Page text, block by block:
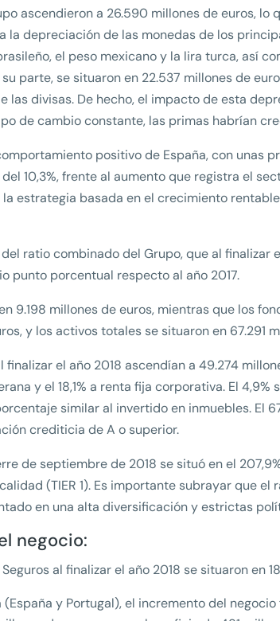
ascendieron a 26.590 millones de euros, lo
depreciación de las monedas de los
el peso mexicano y la lira turca, así
parte, se situaron en 22.537 millones de
las divisas. De hecho, el impacto de esta
de cambio constante, las primas habrían
positivo de España, con unas
10,3%, frente al aumento que registra el
estrategia basada en el crecimiento
ratio combinado del Grupo, que al finalizar
punto porcentual respecto al año 2017.
9.198 millones de euros, mientras que los
y los activos totales se situaron en 67.291
finalizar el año 2018 ascendían a 49.274
y el 18,1% a renta fija corporativa. El
similar al invertido en inmuebles. El
crediticia de A o superior.
de septiembre de 2018 se situó en el
(TIER 1). Es importante subrayar que
en una alta diversificación y estrictas
negocio:
al finalizar el año 2018 se situaron en
(España y Portugal), el incremento del